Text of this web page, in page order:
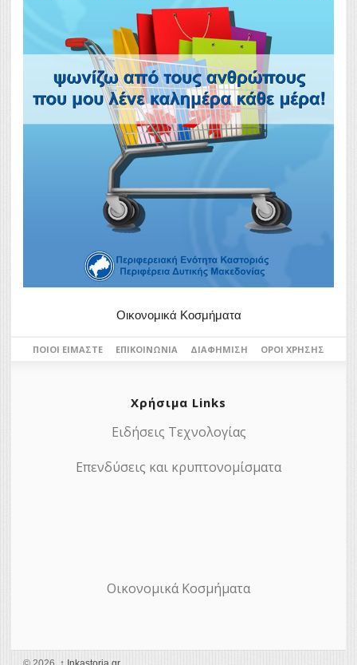
Οικονομικά Κοσμήματα
ΠΟΙΟΙ ΕΊΜΑΣΤΕ ΕΠΙΚΟΙΝΩΝΊΑ ΔΙΑΦΉΜΙΣΗ ΌΡΟΙ ΧΡΉΣΗΣ
Χρήσιμα Links
Ειδήσεις Τεχνολογίας
Επενδύσεις και κρυπτονομίσματα
Οικονομικά Κοσμήματα